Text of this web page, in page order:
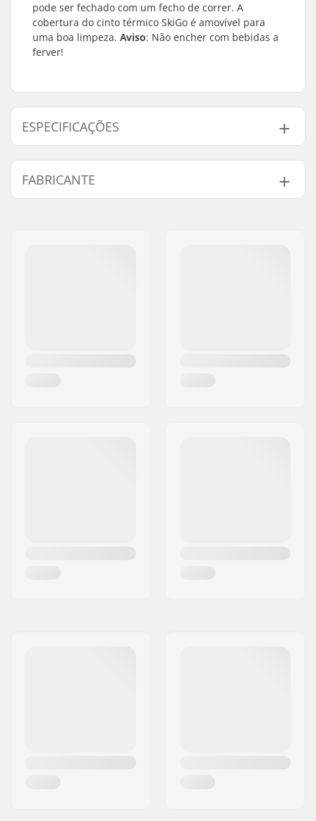
pode ser fechado com um fecho de correr. A
cobertura do cinto térmico SkiGo é amovível para
uma boa limpeza. Aviso: Não encher com bebidas a
ferver!
ESPECIFICAÇÕES
Atividade: Desportos de Inverno
FABRICANTE